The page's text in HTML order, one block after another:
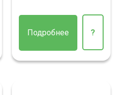
Подробнее ?